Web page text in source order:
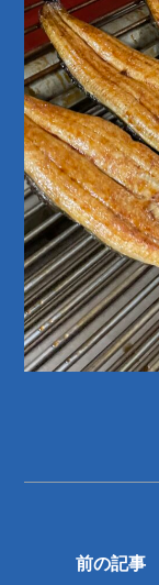
前の記事